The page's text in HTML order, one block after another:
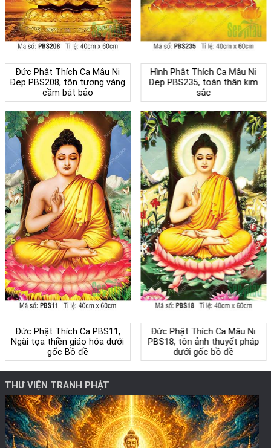
Đức Phật Thích Ca Mâu Ni
Đẹp PBS208, tôn tượng vàng
cầm bát bảo
Hình Phật Thích Ca Mâu Ni
Đẹp PBS235, toàn thân kim
sắc
Đức Phật Thích Ca PBS11,
Ngài tọa thiền giáo hóa dưới
gốc Bồ đề
Đức Phật Thích Ca Mâu Ni
PBS18, tôn ảnh thuyết pháp
dưới gốc bồ đề
THƯ VIỆN TRANH PHẬT